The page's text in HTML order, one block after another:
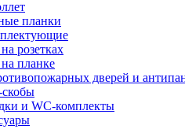
планки
розетках
планке
дверей и
и WC-комплекты